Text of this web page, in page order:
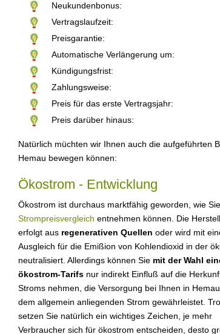
Neukundenbonus:
Vertragslaufzeit:
Preisgarantie:
Automatische Verlängerung um:
Kündigungsfrist:
Zahlungsweise:
Preis für das erste Vertragsjahr:
Preis darüber hinaus:
Natürlich müchten wir Ihnen auch die aufgeführten
Hemau bewegen können:
Ökostrom - Entwicklung
Ökostrom ist durchaus marktfähig geworden, wie
Strompreisvergleich entnehmen können. Die
erfolgt aus regenerativen Quellen oder wird mit
Ausgleich für die Emißion von Kohlendioxid in der
neutralisiert. Allerdings können Sie mit der Wahl
ökostrom-Tarifs nur indirekt Einfluß auf die
Stroms nehmen, die Versorgung bei Ihnen in
dem allgemein anliegenden Strom gewährleistet.
setzen Sie natürlich ein wichtiges Zeichen, je mehr
Verbraucher sich für ökostrom entscheiden, desto